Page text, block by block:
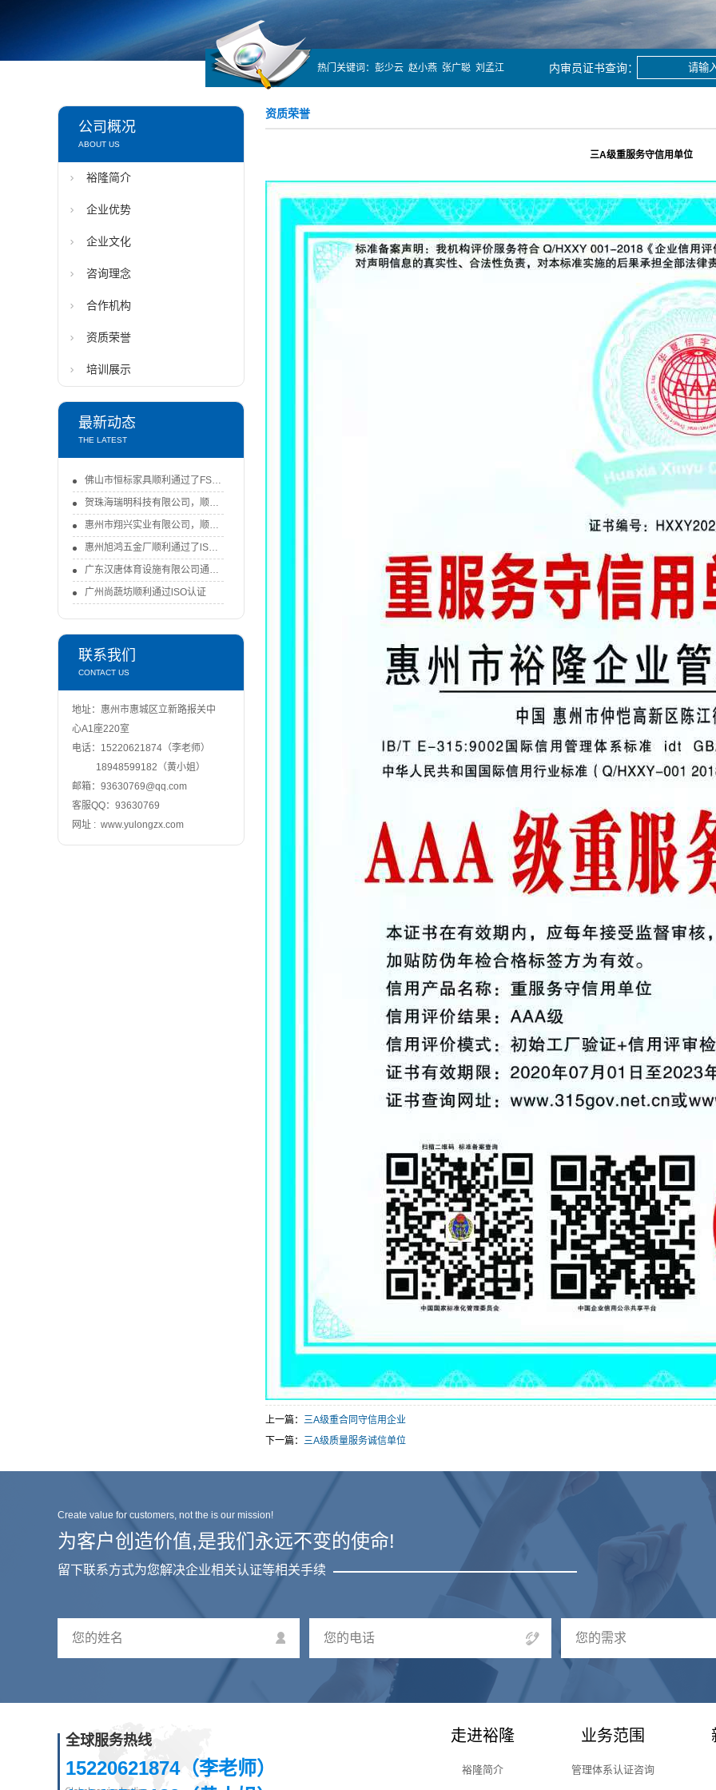
热门关键词： 彭少云 赵小燕 张广聪 刘孟江
公司概况
ABOUT US
裕隆简介
企业优势
企业文化
咨询理念
合作机构
资质荣誉
培训展示
最新动态
THE LATEST
佛山市恒标家具顺利通过了FSC-COC认证审核
贺珠海瑞明科技有限公司，顺利通过了FSC-COC认证审核！-FSC认证
惠州市翔兴实业有限公司，顺利通过ISO9001：2015认证审核
惠州旭鸿五金厂顺利通过了lSO9001：2015体系认证审核
广东汉唐体育设施有限公司通过ISO认证
广州尚蔬坊顺利通过lSO认证
联系我们
CONTACT US
地址：惠州市惠城区立新路报关中
心A1座220室
电话：15220621874（李老师）
18948599182（黄小姐）
邮箱：93630769@qq.com
客服QQ：93630769
网址 : www.yulongzx.com
资质荣誉
三A级重服务守信用单位
上一篇： 三A级重合同守信用企业
下一篇： 三A级质量服务诚信单位
Create value for customers, not the is our mission!
为客户创造价值,是我们永远不变的使命!
留下联系方式为您解决企业相关认证等相关手续
您的姓名 您的电话 您的需求
全球服务热线
15220621874（李老师）
走进裕隆
裕隆简介
业务范围
管理体系认证咨询